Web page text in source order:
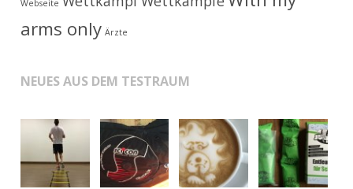
Webseite
arms only Ärzte
NEUES AUS DEM TESTRAUM